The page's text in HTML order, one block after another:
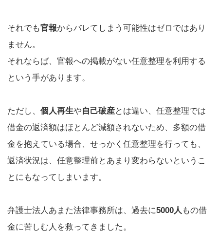
それでも官報からバレてしまう可能性はゼロではあり
ません。
それならば、官報への掲載がない任意整理を利用する
という手があります。
ただし、 個人再生や自己破産とは違い、任意整理では
借金の返済額はほとんど減額されないため、多額の借
金を抱えている場合、せっかく任意整理を行っても、
返済状況は、任意整理前とあまり変わらないというこ
とにもなってしまいます。
弁護士法人あまた法律事務所は、過去に5000人 もの借
金に苦しむ人を救ってきました。